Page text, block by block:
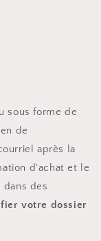
sous forme de
de
après la
d'achat et le
dans des
votre dossier